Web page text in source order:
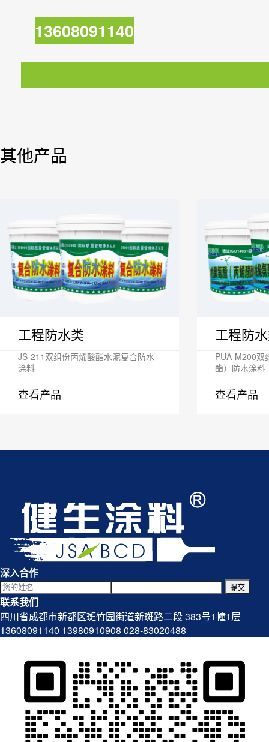
13608091140
其他产品
工程防水类
JS-211双组份丙烯酸酯水泥复合防水
涂料
查看产品
工程防
PUA-M200双
酯）防水涂料
查看产品
深入合作
提交
联系我们
四川省成都市新都区斑竹园街道新斑路二段 383号1幢1层
13608091140 13980910908 028-83020488